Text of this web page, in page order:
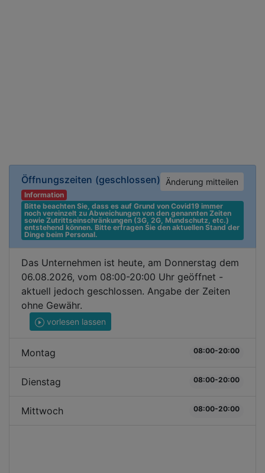
Öffnungszeiten (geschlossen) Änderung mitteilen
Information
Bitte beachten Sie, dass es auf Grund von Covid19 immer
noch vereinzelt zu Abweichungen von den genannten Zeiten
sowie Zutrittseinschränkungen (3G, 2G, Mundschutz, etc.)
entstehend können. Bitte erfragen Sie den aktuellen Stand der
Dinge beim Personal.
Das Unternehmen ist heute, am Donnerstag dem
06.08.2026, vom 08:00-20:00 Uhr geöffnet -
aktuell jedoch geschlossen. Angabe der Zeiten
ohne Gewähr.
vorlesen lassen
Montag 08:00-20:00
Dienstag 08:00-20:00
Mittwoch 08:00-20:00